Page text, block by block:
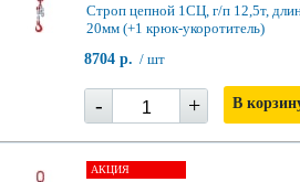
Строп цепной 1СЦ, г/п 12,5т,
20мм (+1 крюк-укоротитель)
8704 р. / шт
- + В
АКЦИЯ